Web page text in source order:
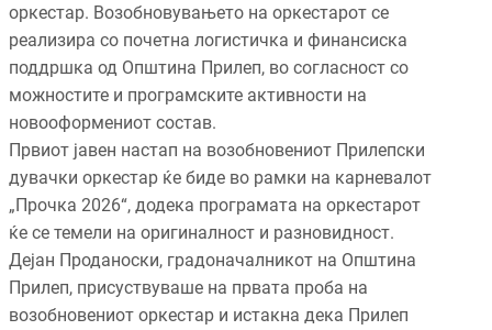
оркестар. Возобновувањето на оркестарот се
реализира со почетна логистичка и финансиска
поддршка од Општина Прилеп, во согласност со
можностите и програмските активности на
новооформениот состав.
Првиот јавен настап на возобновениот Прилепски
дувачки оркестар ќе биде во рамки на карневалот
„Прочка 2026“, додека програмата на оркестарот
ќе се темели на оригиналност и разновидност.
Дејан Проданоски, градоначалникот на Општина
Прилеп, присуствуваше на првата проба на
возобновениот оркестар и истакна дека Прилеп